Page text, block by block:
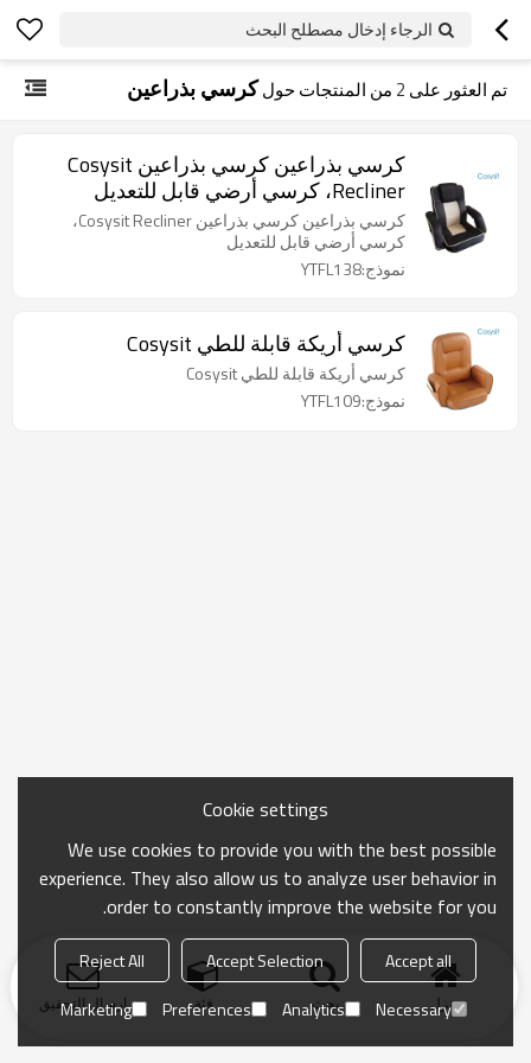
الرجاء إدخال مصطلح البحث
تم العثور على 2 من المنتجات حولكرسي بذراعين
كرسي بذراعين كرسي بذراعين Cosysit
Recliner، كرسي أرضي قابل للتعديل
كرسي بذراعين كرسي بذراعين Cosysit Recliner،
كرسي أرضي قابل للتعديل
نموذج:YTFL138
كرسي أريكة قابلة للطي Cosysit
كرسي أريكة قابلة للطي Cosysit
نموذج:YTFL109
منزل بحث فئة ارسال التحقيق
Cookie settings
We use cookies to provide you with the best possible
experience. They also allow us to analyze user behavior in
order to constantly improve the website for you.
Accept all
Accept Selection
Reject All
Necessary
Analytics
Preferences
Marketing